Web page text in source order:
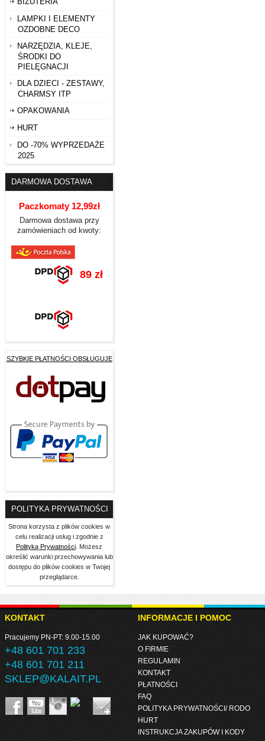
LAMPKI I ELEMENTY
OZDOBNE DECO
NARZĘDZIA, KLEJE,
ŚRODKI DO
PIELĘGNACJI
DLA DZIECI - ZESTAWY,
CHARMSY ITP
OPAKOWANIA
HURT
DO -70% WYPRZEDAŻE
2025
DARMOWA DOSTAWA
Paczkomaty 12,99zł
Darmowa dostawa przy
zamówieniach od kwoty:
89 zł
SZYBKIE PŁATNOŚCI OBSŁUGUJE
POLITYKA PRYWATNOŚCI
Strona korzysta z plików cookies w
celu realizacji usług i zgodnie z
Polityką Prywatności . Możesz
określić warunki przechowywania lub
dostępu do plików cookies w Twojej
przeglądarce.
KONTAKT
Pracujemy PN-PT: 9.00-15.00
+48 601 701 233
+48 601 701 211
SKLEP@KALAIT.PL
INFORMACJE I POMOC
JAK KUPOWAĆ?
O FIRMIE
REGULAMIN
KONTAKT
PŁATNOŚCI
FAQ
POLITYKA PRYWATNOŚCI/ RODO
HURT
INSTRUKCJA ZAKUPÓW I KODY